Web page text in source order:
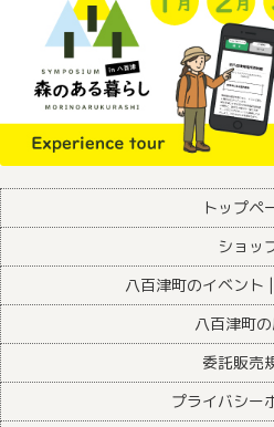
トップペ
ショッ
八百津町のイベント
八百津町
委託販売
プライバシー